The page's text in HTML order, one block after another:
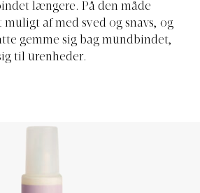
længere. På den måde
af med sved og snavs, og
gemme sig bag mundbindet,
til urenheder.